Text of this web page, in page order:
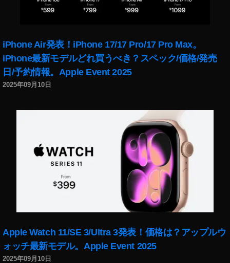
iPhone Air発表！iPhone 17/17 Pro/17 Pro Max。
iPhone最新モデルどれ買うべき？スペック/価格/発売
日/予約情報。Apple Event 2025
2025年09月10日
Apple Watch 11/SE 3/Ultra 3発表！価格は？アップルウ
ォッチ最新モデル。Apple Event 2025
2025年09月10日